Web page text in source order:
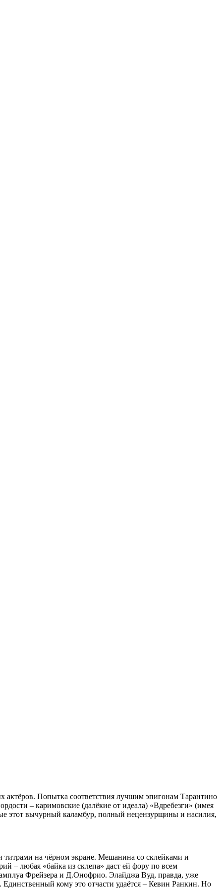
Попытка соответствия лучшим эпигонам Тарантино
– каримовские (далёкие от идеала) «Вдребезги» (имея
этот вычурный каламбур, полный нецензурщины и насилия,
на чёрном экране. Мешанина со склейками и
– любая «байка из склепа» даст ей фору по всем
Фрейзера и Д.Онофрио. Элайджа Вуд, правда, уже
кому это отчасти удаётся – Кевин Ранкин. Но